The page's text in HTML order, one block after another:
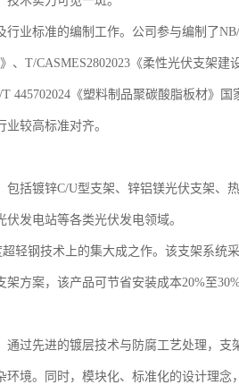
业标准的编制工作。公司参与编制了
、T/CASMES2802023《柔性光伏支架建
445702024《塑料制品聚碳酸脂板材》
较高标准对齐。
括镀锌C/U型支架、锌铝镁光伏支架、
发电站等各类光伏发电领域。
轻钢技术上的集大成之作。该支架系统
方案，该产品可节省安装成本20%至
过先进的镀层技术与防腐工艺处理，
境。同时，模块化、标准化的设计理念